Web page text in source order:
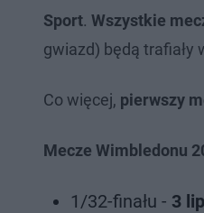
Sport. Wszystkie
gwiazd) będą trafiały
Co więcej, pierwszy
Mecze Wimbledonu
1/32-finału - 3